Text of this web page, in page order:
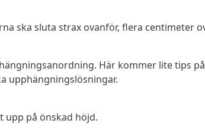
ska sluta strax ovanför, flera centimeter
Här kommer lite tips
upphängningslösningar.
upp på önskad höjd.